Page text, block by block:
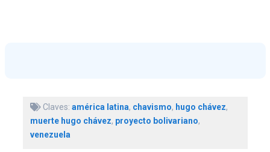
Claves: américa latina, chavismo, hugo chávez,
muerte hugo chávez, proyecto bolivariano,
venezuela